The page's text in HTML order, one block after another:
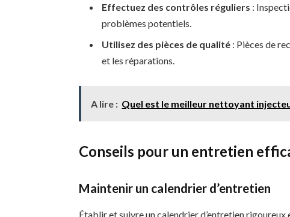
Effectuez des contrôles réguliers :
problèmes potentiels.
Utilisez des pièces de qualité : Pièces de
et les réparations.
A lire : Quel est le meilleur nettoyant
Conseils pour un entretien
Maintenir un calendrier d’entretien
Établir et suivre un calendrier d’entretien